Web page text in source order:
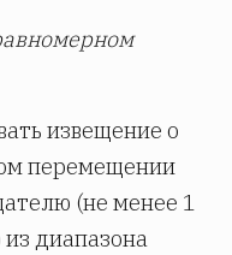
извещение о
перемещении
(не менее 1
диапазона